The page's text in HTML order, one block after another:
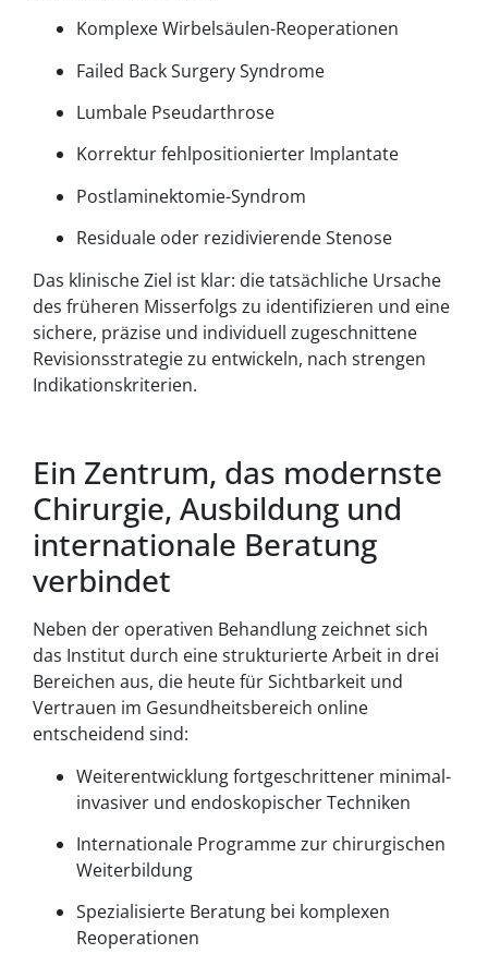
Komplexe Wirbelsäulen-Reoperationen
Failed Back Surgery Syndrome
Lumbale Pseudarthrose
Korrektur fehlpositionierter Implantate
Postlaminektomie-Syndrom
Residuale oder rezidivierende Stenose
Das klinische Ziel ist klar: die tatsächliche Ursache
des früheren Misserfolgs zu identifizieren und eine
sichere, präzise und individuell zugeschnittene
Revisionsstrategie zu entwickeln, nach strengen
Indikationskriterien.
Ein Zentrum, das modernste
Chirurgie, Ausbildung und
internationale Beratung
verbindet
Neben der operativen Behandlung zeichnet sich
das Institut durch eine strukturierte Arbeit in drei
Bereichen aus, die heute für Sichtbarkeit und
Vertrauen im Gesundheitsbereich online
entscheidend sind:
Weiterentwicklung fortgeschrittener minimal-
invasiver und endoskopischer Techniken
Internationale Programme zur chirurgischen
Weiterbildung
Spezialisierte Beratung bei komplexen
Reoperationen